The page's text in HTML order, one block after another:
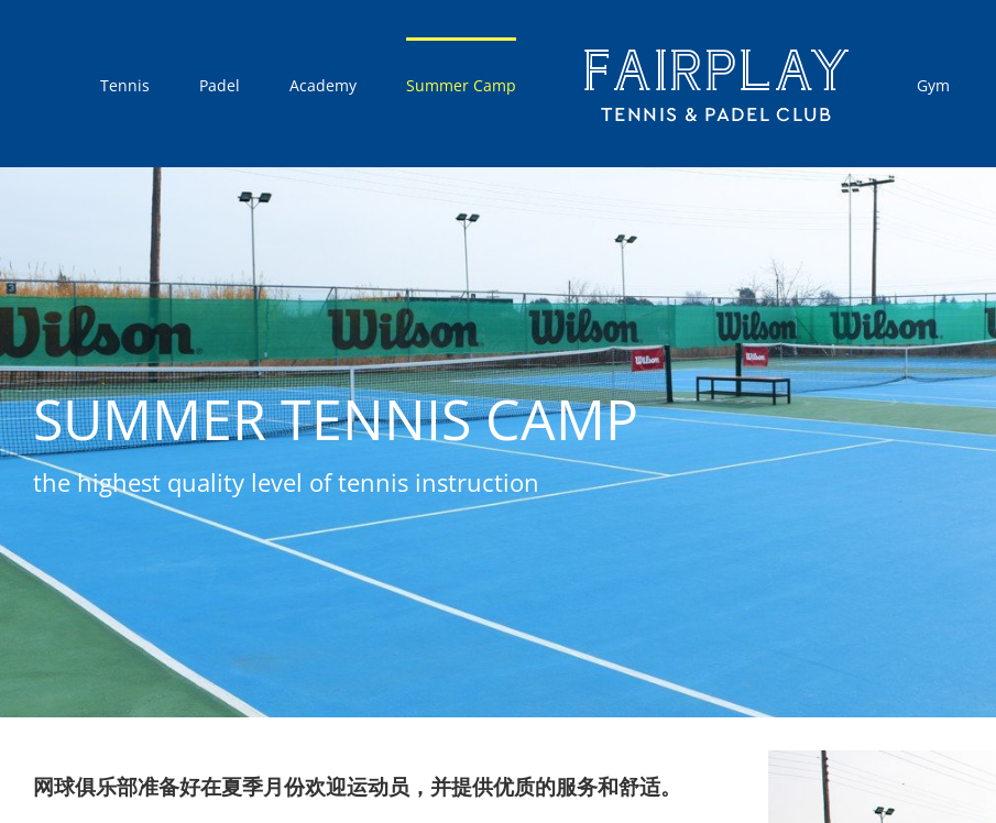
Tennis Padel Academy Summer Camp Gym
SUMMER TENNIS CAMP
the highest quality level of tennis instruction
网球俱乐部准备好在夏季月份欢迎运动员，并提供优质的服务和舒适。